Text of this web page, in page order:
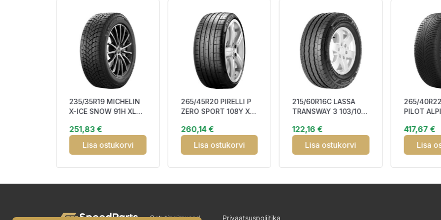
235/35R19 MICHELIN
X-ICE SNOW 91H XL
3PMSF
251,83 €
Lisa ostukorvi
265/45R20 PIRELLI P
ZERO SPORT 108Y XL
260,14 €
Lisa ostukorvi
215/60R16C LASSA
TRANSWAY 3 103/101T
122,16 €
Lisa ostukorvi
265/
PILOT
Studless
417,67 €
Lisa
Ostutingimused Privaatsuspoliitika